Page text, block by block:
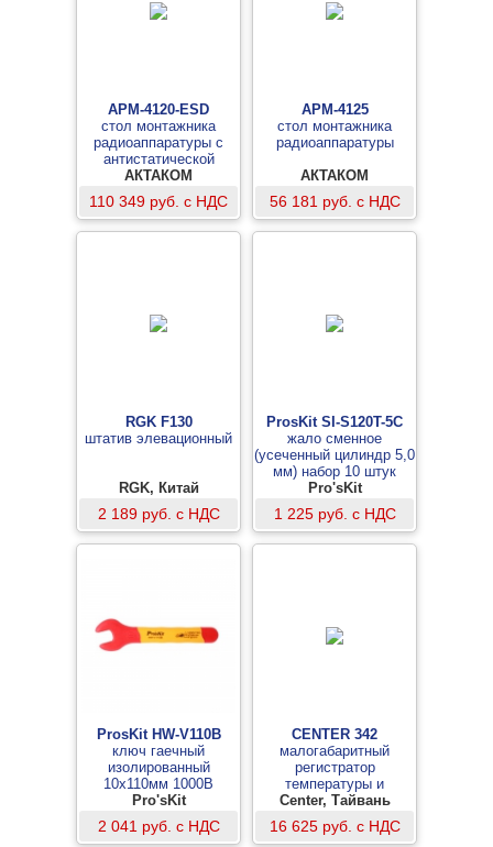
АРМ-4120-ESD
стол монтажника
радиоаппаратуры с
антистатической
столешницей
АКТАКОМ
110 349 руб. с НДС
АРМ-4125
стол монтажника
радиоаппаратуры
АКТАКОМ
56 181 руб. с НДС
RGK F130
штатив элевационный
RGK, Китай
2 189 руб. с НДС
ProsKit SI-S120T-5C
жало сменное
(усеченный цилиндр 5,0
мм) набор 10 штук
Pro'sKit
1 225 руб. с НДС
ProsKit HW-V110B
ключ гаечный
изолированный
10х110мм 1000В
Pro'sKit
2 041 руб. с НДС
CENTER 342
малогабаритный
регистратор
температуры и
влажности
Center, Тайвань
16 625 руб. с НДС